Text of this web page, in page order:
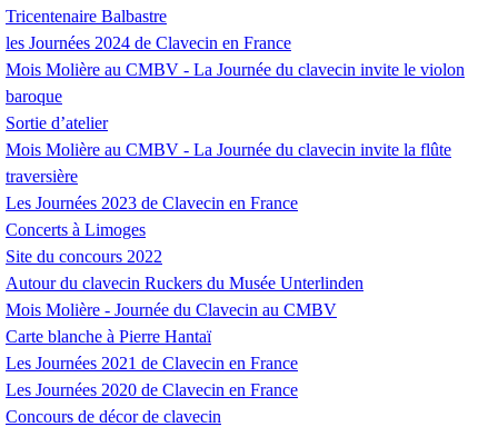
Tricentenaire Balbastre
les Journées 2024 de Clavecin en France
Mois Molière au CMBV - La Journée du clavecin invite le violon
baroque
Sortie d’atelier
Mois Molière au CMBV - La Journée du clavecin invite la flûte
traversière
Les Journées 2023 de Clavecin en France
Concerts à Limoges
Site du concours 2022
Autour du clavecin Ruckers du Musée Unterlinden
Mois Molière - Journée du Clavecin au CMBV
Carte blanche à Pierre Hantaï
Les Journées 2021 de Clavecin en France
Les Journées 2020 de Clavecin en France
Concours de décor de clavecin